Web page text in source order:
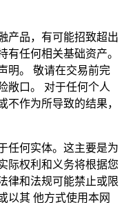
产品，有可能招致超出
有任何相关基础资产。
明。 敬请在交易前完
敞口。 对于任何个人
不作为所导致的结果，
任何实体。这主要是为
际权利和义务将根据您
律和法规可能禁止或限
以其 他方式使用本网